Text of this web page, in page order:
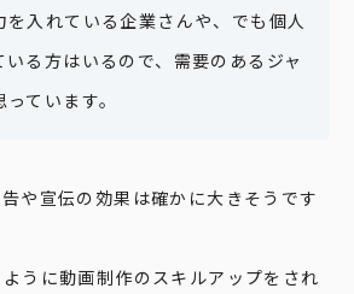
を入れている企業さんや、でも個人
いる方はいるので、需要のあるジャ
ています。
や宣伝の効果は確かに大きそうです
うに動画制作のスキルアップをされ